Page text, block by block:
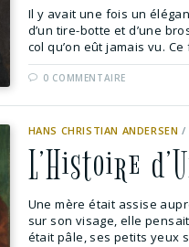
Il y avait une fois un
d’un tire-botte et d’une
col qu’on eût jamais vu. Ce
0 COMMENTAIRE
HANS CHRISTIAN ANDERSEN /
L’Histoire
Une mère était assise
sur son visage, elle
était pâle, ses petits yeux